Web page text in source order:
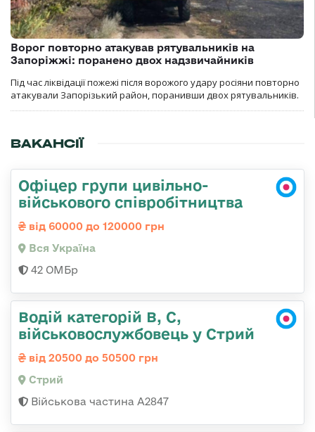
Ворог повторно атакував рятувальників на
Запоріжжі: поранено двох надзвичайників
Під час ліквідації пожежі після ворожого удару росіяни повторно
атакували Запорізький район, поранивши двох рятувальників.
ВАКАНСІЇ
Офіцер групи цивільно-
військового співробітництва
від 60000 до 120000 грн
Вся Україна
42 ОМБр
Водій категорій B, C,
військовослужбовець у Стрий
від 20500 до 50500 грн
Стрий
Військова частина А2847